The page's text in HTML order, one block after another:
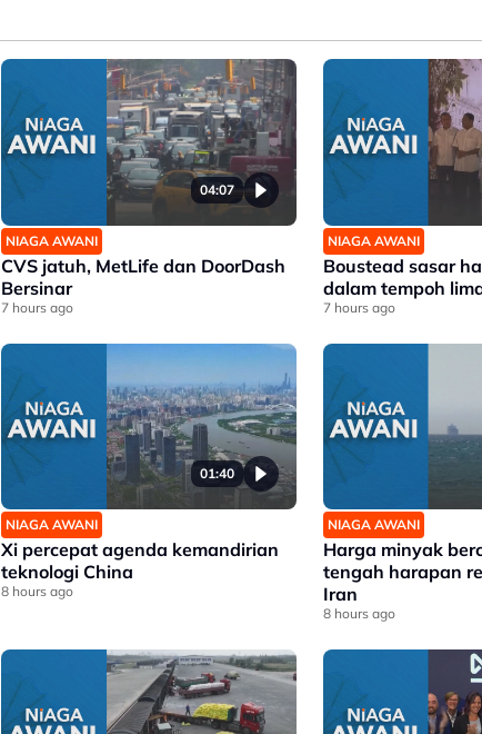
04:07
NIAGA AWANI
CVS jatuh, MetLife dan DoorDash
Bersinar
7 hours ago
NIAGA AWANI
Boustead sasar
dalam tempoh
7 hours ago
01:40
NIAGA AWANI
Xi percepat agenda kemandirian
teknologi China
8 hours ago
NIAGA AWANI
Harga minyak
tengah harapan
Iran
8 hours ago